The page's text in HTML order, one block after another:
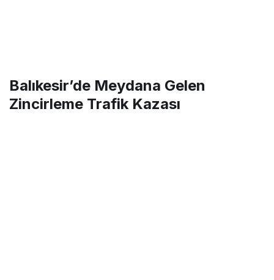
Balıkesir’de Meydana Gelen
Zincirleme Trafik Kazası